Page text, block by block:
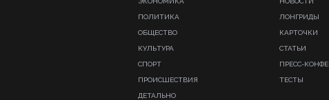
ПОЛИТИКА
ОБЩЕСТВО
КУЛЬТУРА
СПОРТ
ПРОИСШЕСТВИЯ
ДЕТАЛЬНО
ЛОНГРИДЫ
КАРТОЧКИ
СТАТЬИ
ПРЕСС-
ТЕСТЫ